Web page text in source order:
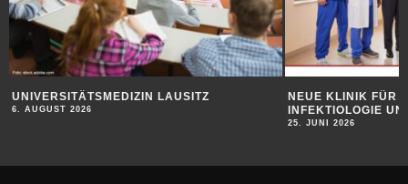
UNIVERSITÄTSMEDIZIN LAUSITZ
6. AUGUST 2026
NEUE KLINIK FÜR
INFEKTIOLOGIE
25. JUNI 2026